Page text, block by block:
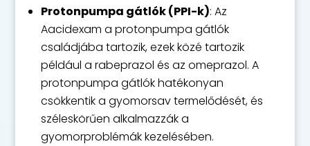
Protonpumpa gátlók (PPI-k): Az
Aacidexam a protonpumpa gátlók
családjába tartozik, ezek közé tartozik
például a rabeprazol és az omeprazol. A
protonpumpa gátlók hatékonyan
csökkentik a gyomorsav termelődését, és
széleskörűen alkalmazzák a
gyomorproblémák kezelésében.